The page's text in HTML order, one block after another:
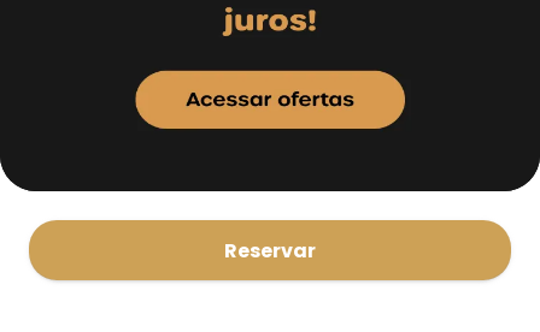
Reservar